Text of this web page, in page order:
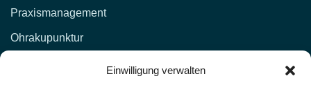
Einwilligung verwalten
Praxismanagement
Ohrakupunktur